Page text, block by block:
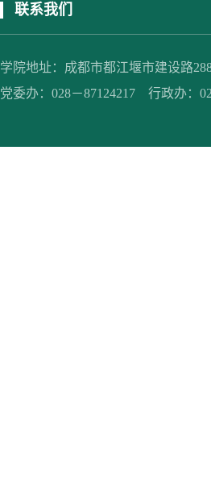
联系我们
学院地址：成都市都江堰市建设路
党委办：028－87124217 行政办：